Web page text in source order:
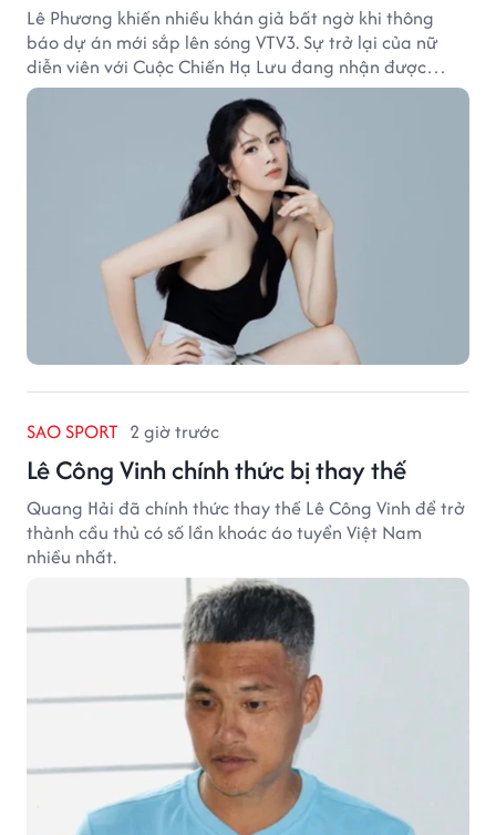
Lê Phương khiến nhiều khán giả bất ngờ khi thông
báo dự án mới sắp lên sóng VTV3. Sự trở lại của nữ
diễn viên với Cuộc Chiến Hạ Lưu đang nhận được
nhiều sự quan tâm.
SAO SPORT 2 giờ trước
Lê Công Vinh chính thức bị thay thế
Quang Hải đã chính thức thay thế Lê Công Vinh để trở
thành cầu thủ có số lần khoác áo tuyển Việt Nam
nhiều nhất.